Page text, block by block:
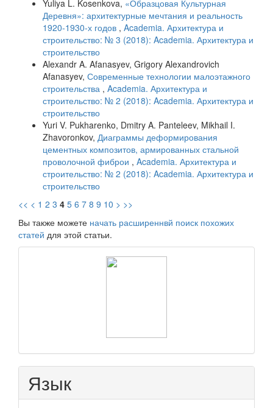
Yuliya L. Kosenkova, «Образцовая Культурная
Деревня»: архитектурные мечтания и реальность
1920-1930-х годов , Academia. Архитектура и
строительство: № 3 (2018): Academia. Архитектура и
строительство
Alexandr A. Afanasyev, Grigory Alexandrovich
Afanasyev, Современные технологии малоэтажного
строительства , Academia. Архитектура и
строительство: № 2 (2018): Academia. Архитектура и
строительство
Yuri V. Pukharenko, Dmitry A. Panteleev, Mikhail I.
Zhavoronkov, Диаграммы деформирования
цементных композитов, армированных стальной
проволочной фиброи , Academia. Архитектура и
строительство: № 2 (2018): Academia. Архитектура и
строительство
<< < 1 2 3 4 5 6 7 8 9 10 > >>
Вы также можете начать расширеннвй поиск похожих
статей для этой статьи.
Язык